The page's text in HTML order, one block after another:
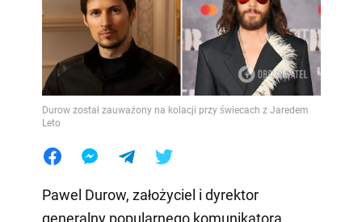
Durow został zauważony na kolacji przy świecach z Jaredem
Leto
Pawel Durow, założyciel i dyrektor
generalny popularnego komunikatora